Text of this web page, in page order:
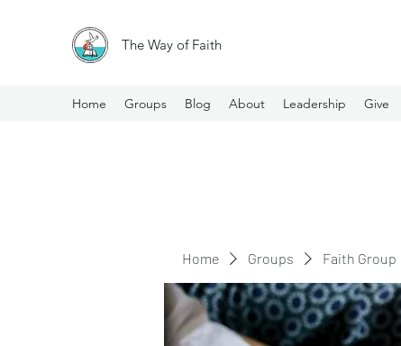
The Way of Faith
Home Groups Blog About Leadership Give
Home Groups Faith Group